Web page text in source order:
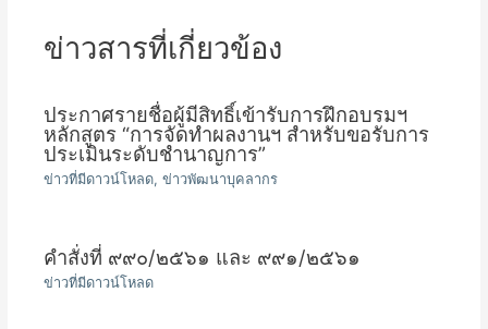
ข่าวสารที่เกี่ยวข้อง
ประกาศรายชื่อผู้มีสิทธิ์เข้ารับการฝึกอบรมฯ
หลักสูตร “การจัดทำผลงานฯ สำหรับขอรับการ
ประเมินระดับชำนาญการ”
ข่าวที่มีดาวน์โหลด,ข่าวพัฒนาบุคลากร
คำสั่งที่ ๙๙๐/๒๕๖๑ และ ๙๙๑/๒๕๖๑
ข่าวที่มีดาวน์โหลด